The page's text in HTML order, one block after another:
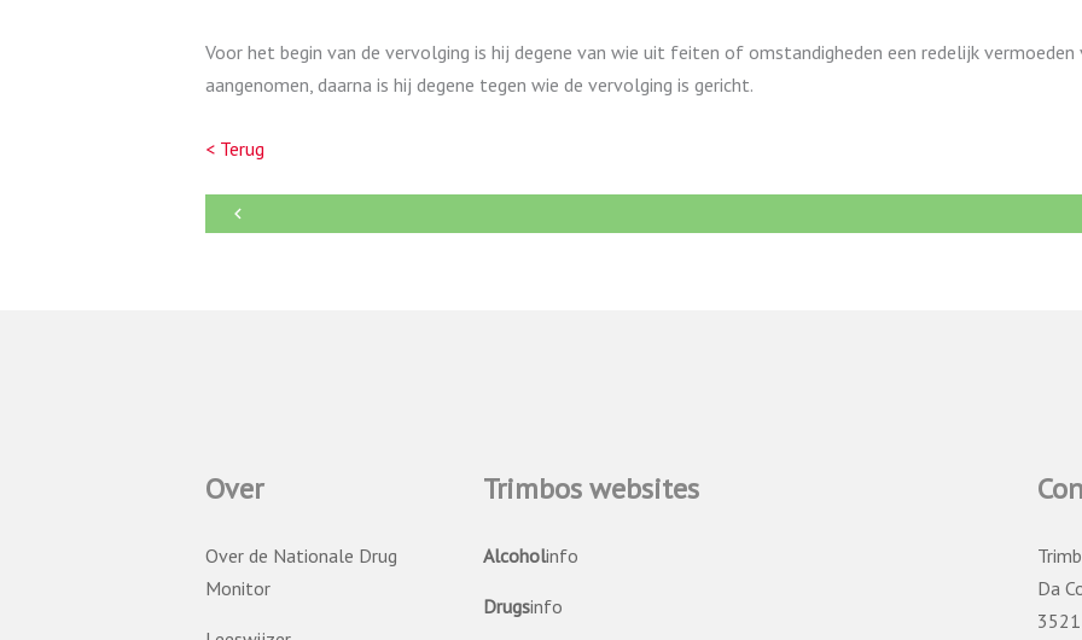
Voor het begin van de vervolging is hij degene van wie uit feiten of omstandigheden een redelijk
aangenomen, daarna is hij degene tegen wie de vervolging is gericht.
< Terug
←
Over
Over de Nationale Drug
Monitor
Trimbos websites
Alcoholinfo
Drugsinfo
Da